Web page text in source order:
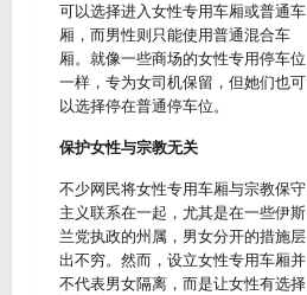
可以选择进入女性专用车厢或普通车
厢，而男性则只能使用普通混合车
厢。就像一些商场的女性专用停车位
一样，专为女司机保留，但她们也可
以选择停在普通停车位。
保护女性与宗教无关
不少网民将女性专用车厢与宗教保守
主义联系在一起，尤其是在一些伊斯
兰党执政的州属，男女分开的措施层
出不穷。然而，设立女性专用车厢并
不代表男女隔离，而是让女性有选择